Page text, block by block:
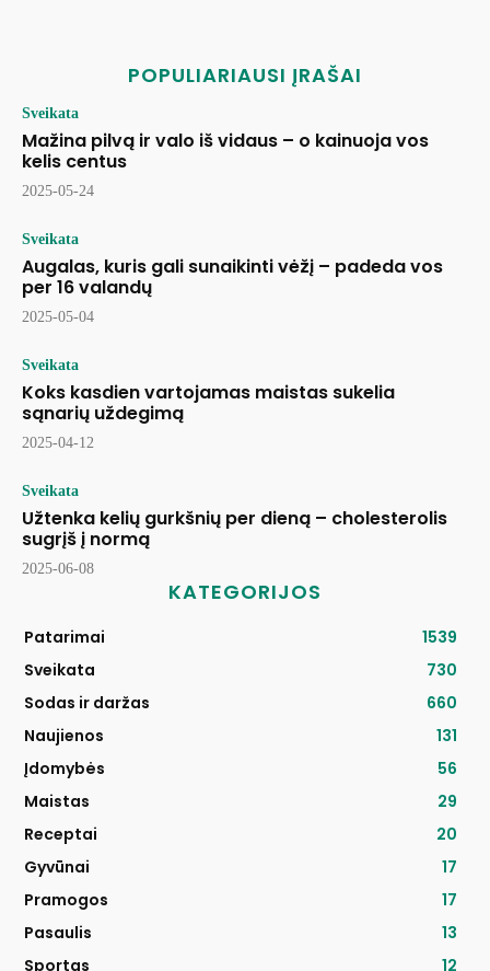
POPULIARIAUSI ĮRAŠAI
Sveikata
Mažina pilvą ir valo iš vidaus – o kainuoja vos
kelis centus
2025-05-24
Sveikata
Augalas, kuris gali sunaikinti vėžį – padeda vos
per 16 valandų
2025-05-04
Sveikata
Koks kasdien vartojamas maistas sukelia
sąnarių uždegimą
2025-04-12
Sveikata
Užtenka kelių gurkšnių per dieną – cholesterolis
sugrįš į normą
2025-06-08
KATEGORIJOS
Patarimai
1539
Sveikata
730
Sodas ir daržas
660
Naujienos
131
Įdomybės
56
Maistas
29
Receptai
20
Gyvūnai
17
Pramogos
17
Pasaulis
13
Sportas
12